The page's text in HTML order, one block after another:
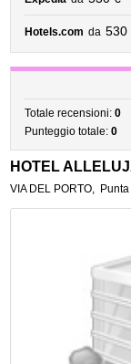
Hotels.com da 530
Totale recensioni:0
Punteggio totale:0
HOTEL
VIA DEL PORTO,